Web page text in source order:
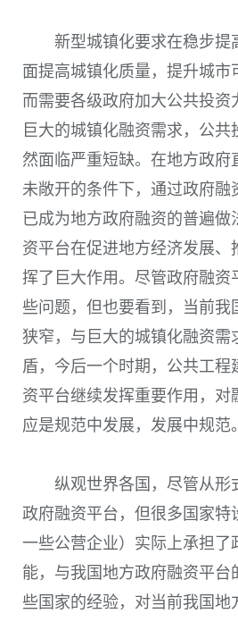
新型城镇化要求在稳步提
面提高城镇化质量，提升城市
而需要各级政府加大公共投资
巨大的城镇化融资需求，公
然面临严重短缺。在地方政府
未敞开的条件下，通过政府融
已成为地方政府融资的普遍做
资平台在促进地方经济发展、
挥了巨大作用。尽管政府融资
些问题，但也要看到，当前我
狭窄，与巨大的城镇化融资需
盾，今后一个时期，公共工程
资平台继续发挥重要作用，对
应是规范中发展，发展中规范。
纵观世界各国，尽管从形
政府融资平台，但很多国家特
一些公营企业）实际上承担了
能，与我国地方政府融资平台
些国家的经验，对当前我国地